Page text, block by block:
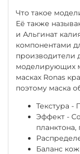
Что такое
Её также
и Альгинат
компонентами
производители
моделирующих
масках Ronas
поэтому маска
Текстура -
Эффект -
планктона,
Баланс